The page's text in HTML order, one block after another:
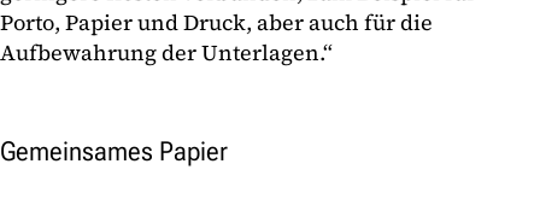
Porto, Papier und Druck, aber auch für die
Aufbewahrung der Unterlagen.“
Gemeinsames Papier